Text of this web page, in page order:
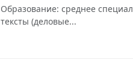
Образование: среднее
тексты (деловые...